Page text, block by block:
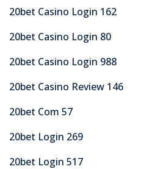
20bet Casino Login 162
20bet Casino Login 80
20bet Casino Login 988
20bet Casino Review 146
20bet Com 57
20bet Login 269
20bet Login 517